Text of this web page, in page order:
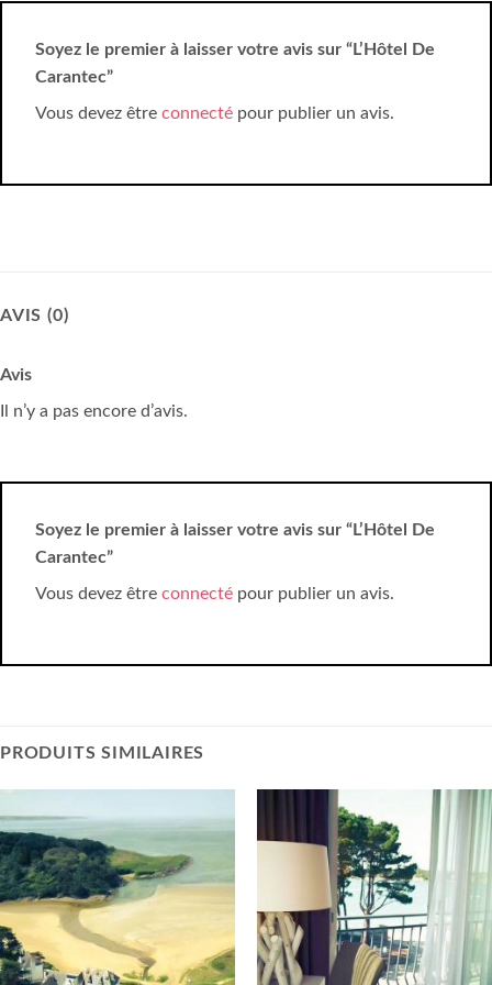
Soyez le premier à laisser votre avis sur “L’Hôtel De
Carantec”
Vous devez être connecté pour publier un avis.
AVIS (0)
Avis
Il n’y a pas encore d’avis.
Soyez le premier à laisser votre avis sur “L’Hôtel De
Carantec”
Vous devez être connecté pour publier un avis.
PRODUITS SIMILAIRES